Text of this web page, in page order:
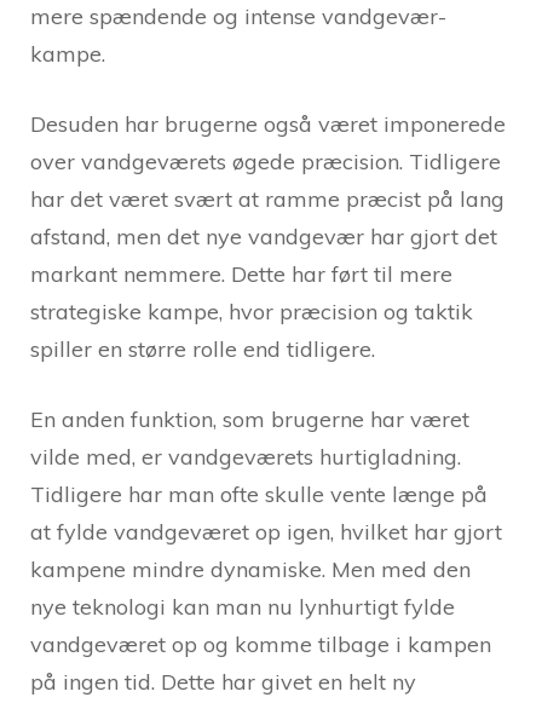
mere spændende og intense vandgevær-
kampe.
Desuden har brugerne også været imponerede
over vandgeværets øgede præcision. Tidligere
har det været svært at ramme præcist på lang
afstand, men det nye vandgevær har gjort det
markant nemmere. Dette har ført til mere
strategiske kampe, hvor præcision og taktik
spiller en større rolle end tidligere.
En anden funktion, som brugerne har været
vilde med, er vandgeværets hurtigladning.
Tidligere har man ofte skulle vente længe på
at fylde vandgeværet op igen, hvilket har gjort
kampene mindre dynamiske. Men med den
nye teknologi kan man nu lynhurtigt fylde
vandgeværet op og komme tilbage i kampen
på ingen tid. Dette har givet en helt ny